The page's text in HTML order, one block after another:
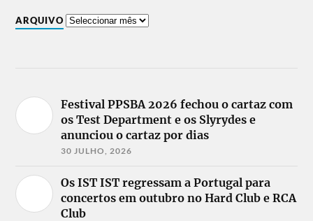
ARQUIVO
Festival PPSBA 2026 fechou o cartaz com
os Test Department e os Slyrydes e
anunciou o cartaz por dias
30 JULHO, 2026
Os IST IST regressam a Portugal para
concertos em outubro no Hard Club e RCA
Club